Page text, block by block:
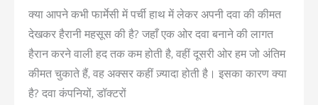
क्या आपने कभी फार्मेसी में पर्ची हाथ में लेकर अपनी दवा की कीमत
देखकर हैरानी महसूस की है? जहाँ एक ओर दवा बनाने की लागत
हैरान करने वाली हद तक कम होती है, वहीं दूसरी ओर हम जो अंतिम
कीमत चुकाते हैं, वह अक्सर कहीं ज़्यादा होती है। इसका कारण क्या
है? दवा कंपनियों, डॉक्टरों